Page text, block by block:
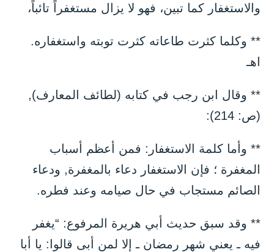
والاستغفار كما تبين، فهو لا يزال مستغفراً تائباً،
** وكلما كثرت طاعاته كثرت توبته واستغفاره.
اهـ
** وقال ابن رجب في كتابه (لطائف المعارف),
(ص: 214):
** وأما كلمة الاستغفار: فمن أعظم أسباب
المغفرة ؛ فإن الاستغفار دعاء بالمغفرة, ودعاء
الصائم مستجاب في حال صيامه وعند فطره.
** وقد سبق حديث أبي هريرة المرفوع: “يغفر
فيه ـ يعني شهر رمضان ـ إلا لمن أبى قالوا: يا أبا